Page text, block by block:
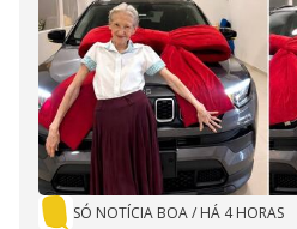
SÓ NOTÍCIA BOA/ HÁ 4 HORAS